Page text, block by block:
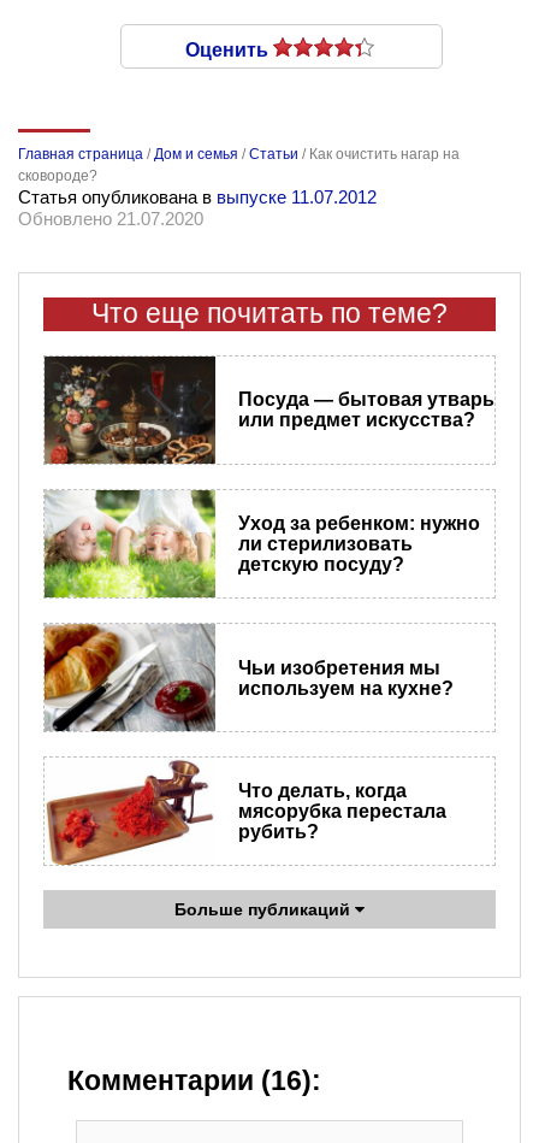
Оценить
Главная страница /Дом и семья /Статьи / Как очистить нагар на
сковороде?
Статья опубликована в выпуске 11.07.2012
Обновлено 21.07.2020
Что еще почитать по теме?
Посуда — бытовая утварь
или предмет искусства?
Уход за ребенком: нужно
ли стерилизовать
детскую посуду?
Чьи изобретения мы
используем на кухне?
Что делать, когда
мясорубка перестала
рубить?
Больше публикаций
Комментарии (16):